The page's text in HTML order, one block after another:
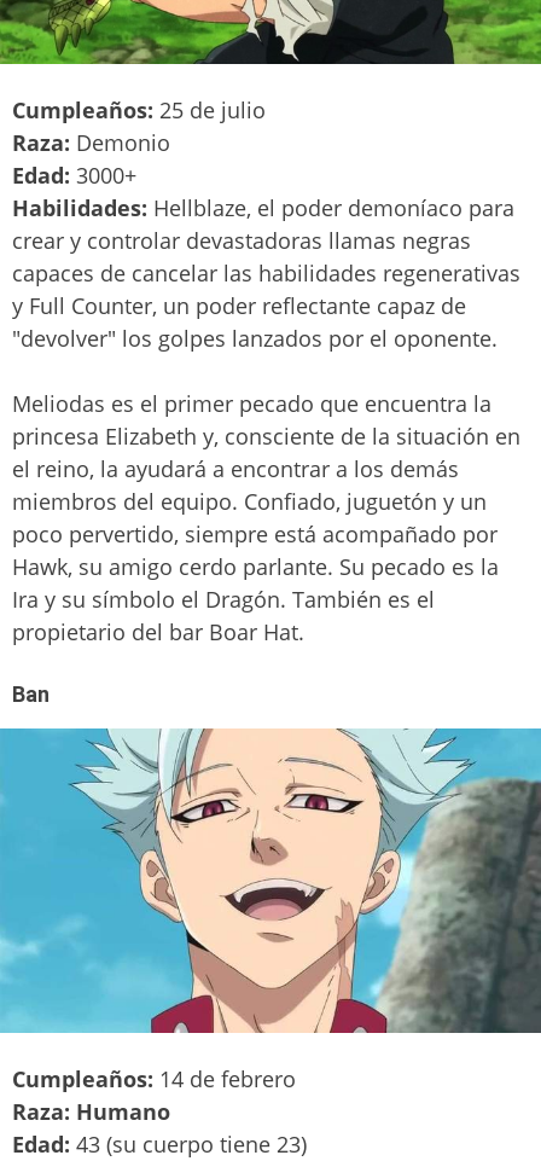
Cumpleaños: 25 de julio
Raza: Demonio
Edad: 3000+
Habilidades: Hellblaze, el poder demoníaco para
crear y controlar devastadoras llamas negras
capaces de cancelar las habilidades regenerativas
y Full Counter, un poder reflectante capaz de
"devolver" los golpes lanzados por el oponente.
Meliodas es el primer pecado que encuentra la
princesa Elizabeth y, consciente de la situación en
el reino, la ayudará a encontrar a los demás
miembros del equipo. Confiado, juguetón y un
poco pervertido, siempre está acompañado por
Hawk, su amigo cerdo parlante. Su pecado es la
Ira y su símbolo el Dragón. También es el
propietario del bar Boar Hat.
Ban
Cumpleaños: 14 de febrero
Raza: Humano
Edad: 43 (su cuerpo tiene 23)